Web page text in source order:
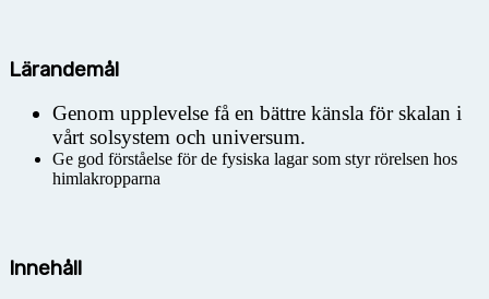
Lärandemål
Genom upplevelse få en bättre känsla för skalan i
vårt solsystem och universum.
Ge god förståelse för de fysiska lagar som styr rörelsen hos
himlakropparna
Innehåll